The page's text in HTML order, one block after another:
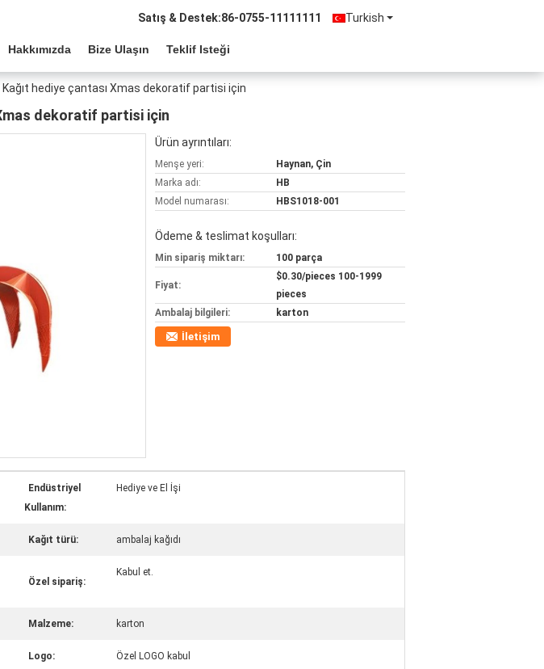
Turkish
Satış & Destek:86-0755-11111111
Hakkımızda Bize Ulaşın Teklif Isteği
Kağıt hediye çantası Xmas dekoratif partisi için
dekoratif partisi için
Ürün ayrıntıları:
Menşe yeri:
Haynan, Çin
Marka adı:
HB
Model numarası:
HBS1018-001
Ödeme & teslimat koşulları:
Min sipariş miktarı: 100 parça
Fiyat:
$0.30/pieces 100-1999
pieces
Ambalaj bilgileri:
karton
İletişim
Endüstriyel
Kullanım:
Hediye ve El İşi
Kağıt türü: ambalaj kağıdı
Özel sipariş:
Kabul et.
Malzeme: karton
Logo: Özel LOGO kabul